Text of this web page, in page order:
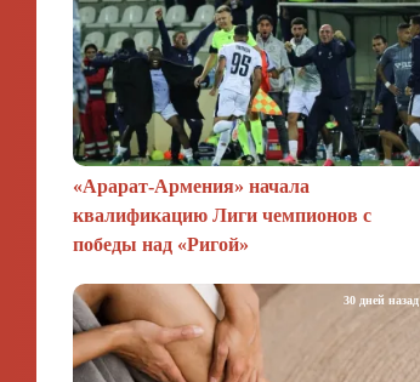
«Арарат‑Армения» начала
квалификацию Лиги чемпионов с
победы над «Ригой»
30 дней назад